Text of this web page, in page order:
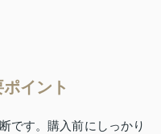
イント
です。購入前にしっかり